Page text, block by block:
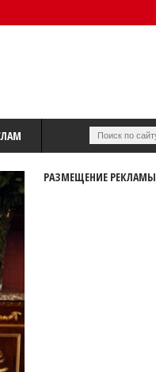
РАЗМЕЩЕНИЕ РЕКЛАМЫ